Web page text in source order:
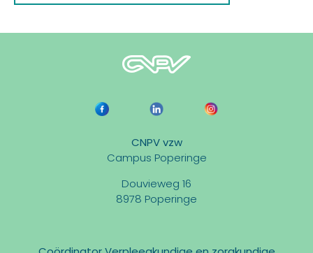
CNPV vzw
Campus Poperinge
Douvieweg 16
8978 Poperinge